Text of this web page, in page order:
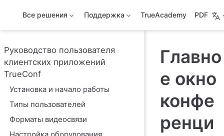
Все решения Поддержка TrueAcademy PDF
Руководство пользователя
клиентских приложений
TrueConf
Установка и начало работы
Типы пользователей
Форматы видеосвязи
Главно
е окно
конфе
ренци